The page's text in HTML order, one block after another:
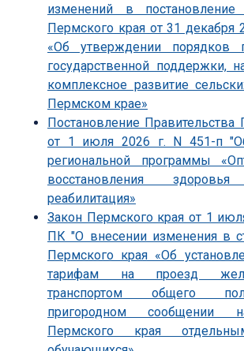
изменений в постановление
Пермского края от 31 декабря
«Об утверждении порядков
государственной поддержки,
комплексное развитие
Пермском крае»
Постановление Правительства
от 1 июля 2026 г. N 451-п
региональной программы
восстановления
реабилитация»
Закон Пермского края от 1
ПК "О внесении изменения в
Пермского края «Об
тарифам на проезд
транспортом общего
пригородном сообщении
Пермского края